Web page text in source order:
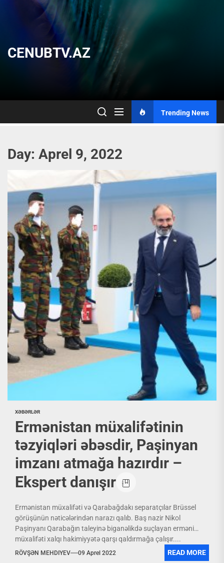
CENUBTV.AZ
Trending News
Day: Aprel 9, 2022
XƏBƏRLƏR
Ermənistan müxalifətinin
təzyiqləri əbəsdir, Paşinyan
imzanı atmağa hazırdır –
Ekspert danışır
Ermənistan müxalifəti və Qarabağdakı separatçılar Brüssel
görüşünün nəticələrindən narazı qalıb. Baş nazir Nikol
Paşinyanı Qarabağın taleyinə biganəlikdə suçlayan erməni
müxalifəti xalqı hakimiyyətə qarşı qaldırmağa çalışır....
RÖVŞƏN MEHDIYEV 09 Aprel 2022 READ MORE